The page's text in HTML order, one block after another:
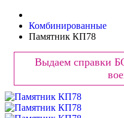
Комбинированные
Памятник КП78
Выдаем справки